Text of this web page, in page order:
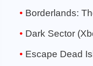
Borderlands:
Dark Sector
Escape Dead